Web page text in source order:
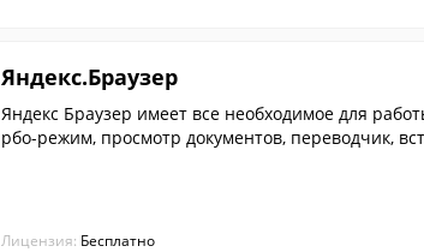
Яндекс.Браузер
Яндекс Браузер имеет все необходимое для
рбо-режим, просмотр документов, переводчик,
Лицензия: Бесплатно